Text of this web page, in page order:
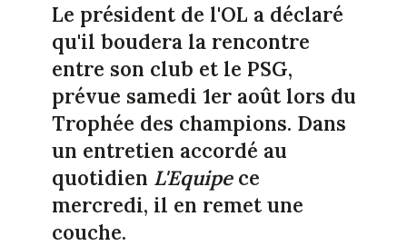
Le président de l'OL a déclaré
qu'il boudera la rencontre
entre son club et le PSG,
prévue samedi 1er août lors du
Trophée des champions. Dans
un entretien accordé au
quotidien L'Equipece
mercredi, il en remet une
couche.